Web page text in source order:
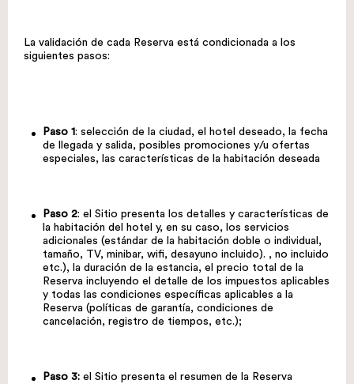
La validación de cada Reserva está condicionada a los
siguientes pasos:
Paso 1: selección de la ciudad, el hotel deseado, la fecha
de llegada y salida, posibles promociones y/u ofertas
especiales, las características de la habitación deseada
Paso 2: el Sitio presenta los detalles y características de
la habitación del hotel y, en su caso, los servicios
adicionales (estándar de la habitación doble o individual,
tamaño, TV, minibar, wifi, desayuno incluido). , no incluido
etc.), la duración de la estancia, el precio total de la
Reserva incluyendo el detalle de los impuestos aplicables
y todas las condiciones específicas aplicables a la
Reserva (políticas de garantía, condiciones de
cancelación, registro de tiempos, etc.);
Paso 3: el Sitio presenta el resumen de la Reserva